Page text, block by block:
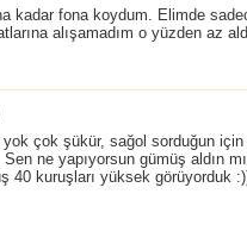
kadar fona koydum. Elimde
alışamadım o yüzden az
yok çok şükür, sağol sorduğun
ne yapıyorsun gümüş aldın
40 kuruşları yüksek görüyorduk